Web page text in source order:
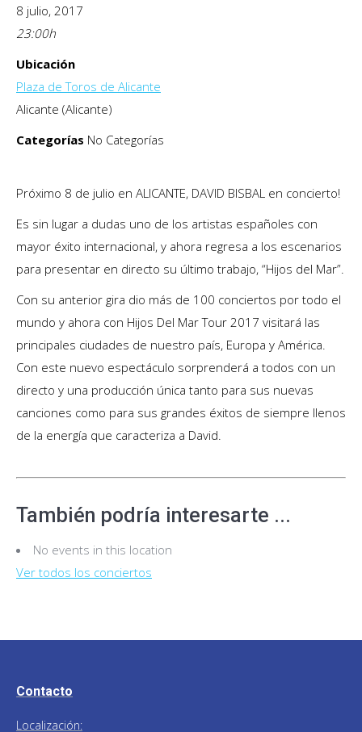
8 julio, 2017
23:00h
Ubicación
Plaza de Toros de Alicante
Alicante (Alicante)
Categorías No Categorías
Próximo 8 de julio en ALICANTE, DAVID BISBAL en concierto!
Es sin lugar a dudas uno de los artistas españoles con
mayor éxito internacional, y ahora regresa a los escenarios
para presentar en directo su último trabajo, “Hijos del Mar”.
Con su anterior gira dio más de 100 conciertos por todo el
mundo y ahora con Hijos Del Mar Tour 2017 visitará las
principales ciudades de nuestro país, Europa y América.
Con este nuevo espectáculo sorprenderá a todos con un
directo y una producción única tanto para sus nuevas
canciones como para sus grandes éxitos de siempre llenos
de la energía que caracteriza a David.
También podría interesarte ...
No events in this location
Ver todos los conciertos
Contacto
Localización: